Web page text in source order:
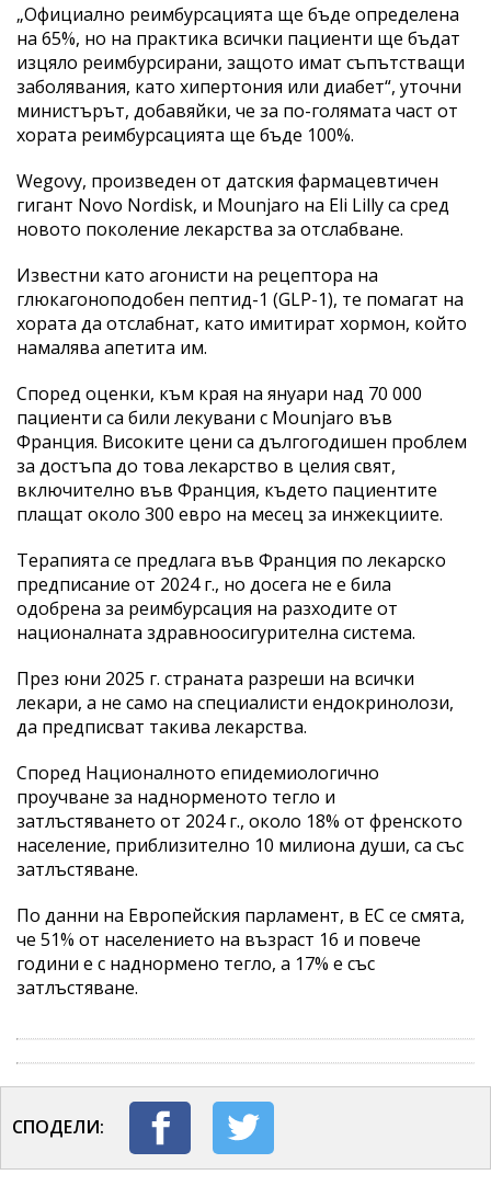
„Официално реимбурсацията ще бъде определена
на 65%, но на практика всички пациенти ще бъдат
изцяло реимбурсирани, защото имат съпътстващи
заболявания, като хипертония или диабет“, уточни
министърът, добавяйки, че за по-голямата част от
хората реимбурсацията ще бъде 100%.
Wegovy, произведен от датския фармацевтичен
гигант Novo Nordisk, и Mounjaro на Eli Lilly са сред
новото поколение лекарства за отслабване.
Известни като агонисти на рецептора на
глюкагоноподобен пептид-1 (GLP-1), те помагат на
хората да отслабнат, като имитират хормон, който
намалява апетита им.
Според оценки, към края на януари над 70 000
пациенти са били лекувани с Mounjaro във
Франция. Високите цени са дългогодишен проблем
за достъпа до това лекарство в целия свят,
включително във Франция, където пациентите
плащат около 300 евро на месец за инжекциите.
Терапията се предлага във Франция по лекарско
предписание от 2024 г., но досега не е била
одобрена за реимбурсация на разходите от
националната здравноосигурителна система.
През юни 2025 г. страната разреши на всички
лекари, а не само на специалисти ендокринолози,
да предписват такива лекарства.
Според Националното епидемиологично
проучване за наднорменото тегло и
затлъстяването от 2024 г., около 18% от френското
население, приблизително 10 милиона души, са със
затлъстяване.
По данни на Европейския парламент, в ЕС се смята,
че 51% от населението на възраст 16 и повече
години е с наднормено тегло, а 17% е със
затлъстяване.
СПОДЕЛИ: